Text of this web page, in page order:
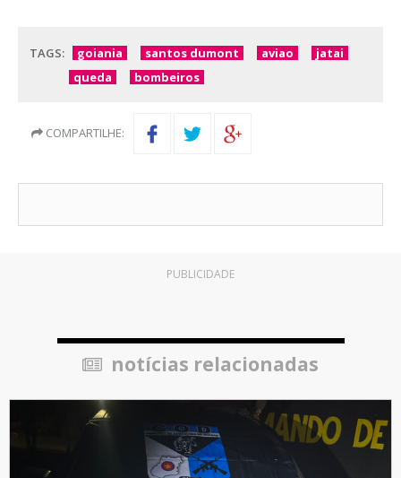
TAGS: goiania santos dumont aviao
jatai
queda
bombeiros
COMPARTILHE:
PUBLICIDADE
notícias relacionadas